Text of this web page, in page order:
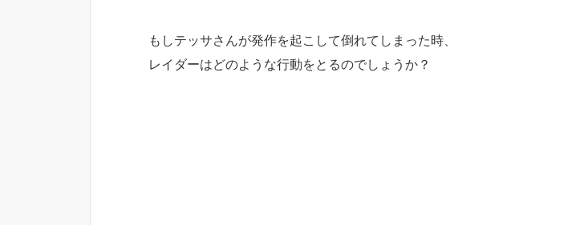
もしテッサさんが発作を起こして倒れてしまった時、
レイダーはどのような行動をとるのでしょうか？